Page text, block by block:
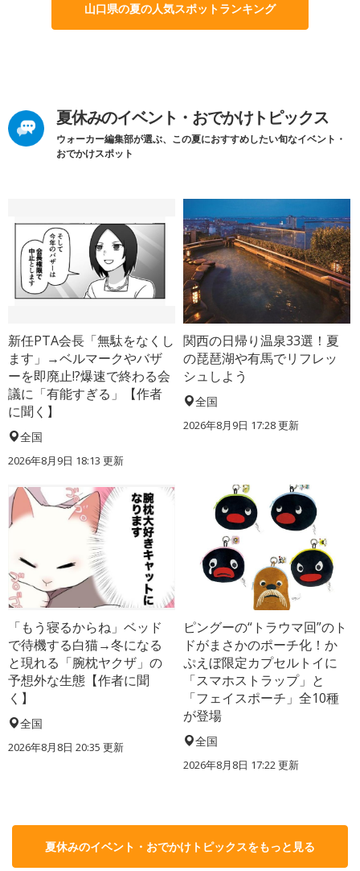
山口県の夏の人気スポットランキング
夏休みのイベント・おでかけトピックス
ウォーカー編集部が選ぶ、この夏におすすめしたい旬なイベント・
おでかけスポット
新任PTA会長「無駄をなくし
ます」→ベルマークやバザ
ーを即廃止!?爆速で終わる会
議に「有能すぎる」【作者
に聞く】
全国
2026年8月9日 18:13 更新
関西の日帰り温泉33選！夏
の琵琶湖や有馬でリフレッ
シュしよう
全国
2026年8月9日 17:28更新
「もう寝るからね」ベッド
で待機する白猫→冬になる
と現れる「腕枕ヤクザ」の
予想外な生態【作者に聞
く】
全国
2026年8月8日 20:35 更新
ピングーの“トラウマ回”のト
ドがまさかのポーチ化！か
ぷえぼ限定カプセルトイに
「スマホストラップ」と
「フェイスポーチ」全10種
が登場
全国
2026年8月8日 17:22更新
夏休みのイベント・おでかけトピックスをもっと見る